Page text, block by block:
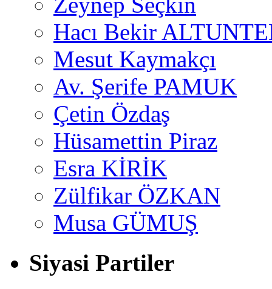
Hacı Bekir
Mesut Kaymakçı
Av. Şerife PAMUK
Çetin Özdaş
Hüsamettin Piraz
Esra KİRİK
Zülfikar ÖZKAN
Musa GÜMUŞ
Siyasi Partiler